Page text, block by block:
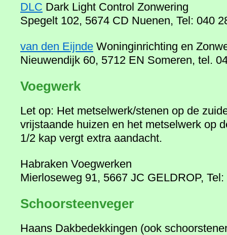
DLC Dark Light Control Zonwering
Spegelt 102, 5674 CD Nuenen, Tel: 040
van den Eijnde Woninginrichting en
Nieuwendijk 60, 5712 EN Someren, tel.
Voegwerk
Let op: Het metselwerk/stenen op de
vrijstaande huizen en het metselwerk op
1/2 kap vergt extra aandacht.
Habraken Voegwerken
Mierloseweg 91, 5667 JC GELDROP,
Schoorsteenveger
Haans Dakbedekkingen (ook